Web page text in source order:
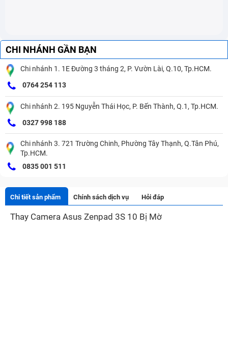
CHI NHÁNH GẦN BẠN
Chi nhánh 1. 1E Đường 3 tháng 2, P. Vườn Lài, Q.10, Tp.HCM.
0764 254 113
Chi nhánh 2. 195 Nguyễn Thái Học, P. Bến Thành, Q.1, Tp.HCM.
0327 998 188
Chi nhánh 3. 721 Trường Chinh, Phường Tây Thạnh, Q.Tân Phú,
Tp.HCM.
0835 001 511
Chi tiết sản phẩm Chính sách dịch vụ Hỏi đáp
Thay Camera Asus Zenpad 3S 10 Bị Mờ